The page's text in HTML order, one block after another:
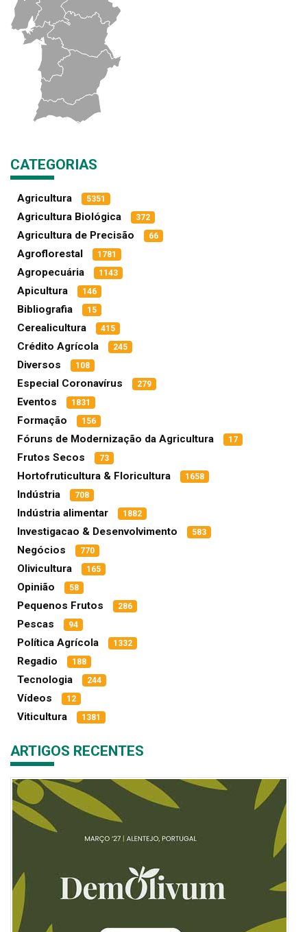
CATEGORIAS
Agricultura 5351
Agricultura Biológica 372
Agricultura de Precisão 66
Agroflorestal 1781
Agropecuária 1143
Apicultura 146
Bibliografia 15
Cerealicultura 415
Crédito Agrícola 245
Diversos 108
Especial Coronavírus 279
Eventos 1831
Formação 156
Fóruns de Modernização da Agricultura 17
Frutos Secos 73
Hortofruticultura & Floricultura 1658
Indústria 708
Indústria alimentar 1882
Investigacao & Desenvolvimento 583
Negócios 770
Olivicultura 165
Opinião 58
Pequenos Frutos 286
Pescas 94
Política Agrícola 1332
Regadio 188
Tecnologia 244
Vídeos 12
Viticultura 1381
ARTIGOS RECENTES